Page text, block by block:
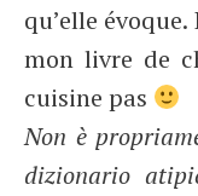
qu’elle
mon livre de
cuisine pas
Non è
dizionario